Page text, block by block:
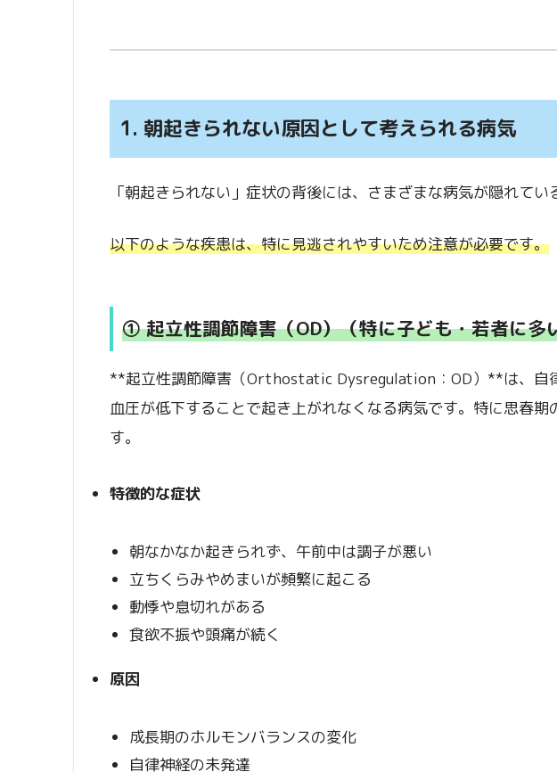
1. 朝起きられない原因として考えられる病気
「朝起きられない」症状の背後には、さまざまな病気が隠れてい
以下のような疾患は、特に見逃されやすいため注意が必要です。
① 起立性調節障害（OD）（特に子ども・若者に多
**起立性調節障害（Orthostatic Dysregulation：OD）**は、自
血圧が低下することで起き上がれなくなる病気です。特に思春期
す。
特徴的な症状
朝なかなか起きられず、午前中は調子が悪い
立ちくらみやめまいが頻繁に起こる
動悸や息切れがある
食欲不振や頭痛が続く
原因
成長期のホルモンバランスの変化
自律神経の未発達